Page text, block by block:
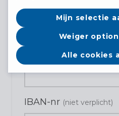
Geboorteplaats
IBAN-nr (niet verplicht)
Mijn selectie
Weiger
Alle cookies